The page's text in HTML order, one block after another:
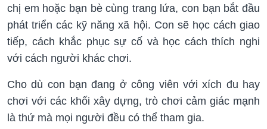
chị em hoặc bạn bè cùng trang lứa, con bạn bắt đầu
phát triển các kỹ năng xã hội. Con sẽ học cách giao
tiếp, cách khắc phục sự cố và học cách thích nghi
với cách người khác chơi.
Cho dù con bạn đang ở công viên với xích đu hay
chơi với các khối xây dựng, trò chơi cảm giác mạnh
là thứ mà mọi người đều có thể tham gia.